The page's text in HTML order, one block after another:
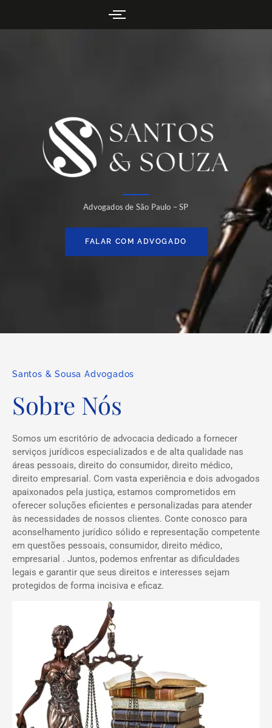
Advogados de São Paulo – SP
FALAR COM ADVOGADO
Santos & Sousa Advogados
Sobre Nós
Somos um escritório de advocacia dedicado a fornecer
serviços jurídicos especializados e de alta qualidade nas
áreas pessoais, direito do consumidor, direito médico,
direito empresarial. Com vasta experiência e dois advogados
apaixonados pela justiça, estamos comprometidos em
oferecer soluções eficientes e personalizadas para atender
às necessidades de nossos clientes. Conte conosco para
aconselhamento jurídico sólido e representação competente
em questões pessoais, consumidor, direito médico,
empresarial . Juntos, podemos enfrentar as dificuldades
legais e garantir que seus direitos e interesses sejam
protegidos de forma incisiva e eficaz.